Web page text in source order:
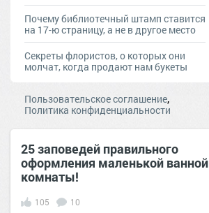
Почему библиотечный штамп ставится
на 17-ю страницу, а не в другое место
Секреты флористов, о которых они
молчат, когда продают нам букеты
Пользовательское соглашение,
Политика конфиденциальности
25 заповедей правильного
оформления маленькой ванной
комнаты!
105 10